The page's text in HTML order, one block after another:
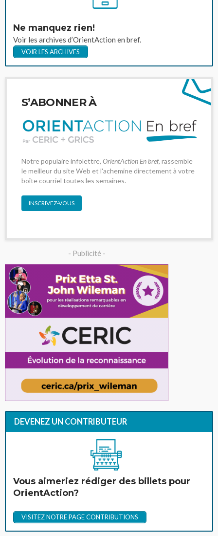
Ne manquez rien!
Voir les archives d’OrientAction en bref.
VOIR LES ARCHIVES
S’ABONNER À
Notre populaire infolettre, OrientAction En bref, rassemble
le meilleur du site Web et l'achemine directement à votre
boîte courriel toutes les semaines.
INSCRIVEZ-VOUS
- Publicité -
DEVENEZ UN CONTRIBUTEUR
Vous aimeriez rédiger des billets pour
OrientAction?
VISITEZ NOTRE PAGE CONTRIBUTIONS